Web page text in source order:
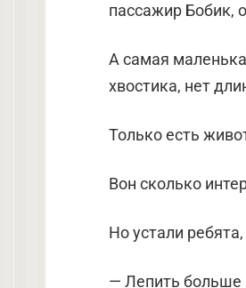
пассажир Бобик,
А самая
хвостика, нет
Только есть
Вон сколько
Но устали
— Лепить больше